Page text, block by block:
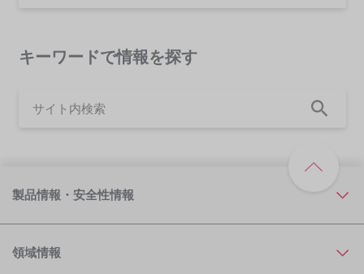
キーワードで情報を探す
製品情報・安全性情報
領域情報